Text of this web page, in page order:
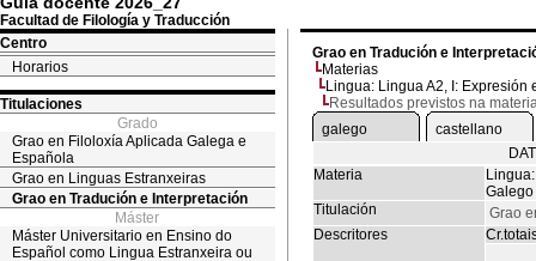
Facultad de Filología y Traducción
Centro
Horarios
Titulaciones
Grado
Grao en Filoloxía Aplicada Galega e
Española
Grao en Linguas Estranxeiras
Grao en Tradución e Interpretación
Máster
Máster Universitario en Ensino do
Español como Lingua Estranxeira ou
Grao en Tradución e
Materias
Lingua: Lingua A2, I: Expresión
Resultados previstos na
galego
castellano
Materia
Galego
Titulación
Grao
Descritores